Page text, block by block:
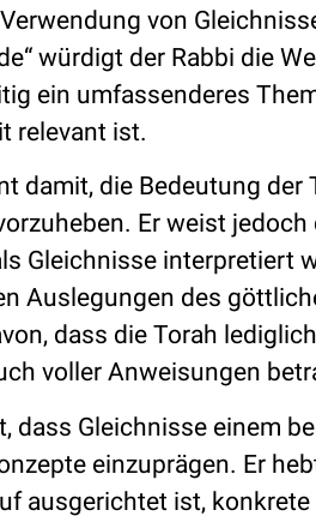
von
würdigt der Rabbi die
ein umfassenderes
relevant ist.
damit, die Bedeutung
Er weist
Gleichnisse interpretiert
Auslegungen des
dass die Torah
voller Anweisungen
dass Gleichnisse einem
einzuprägen. Er
ausgerichtet ist,